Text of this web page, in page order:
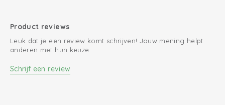
Product reviews
Leuk dat je een review komt schrijven! Jouw mening helpt
anderen met hun keuze.
Schrijf een review